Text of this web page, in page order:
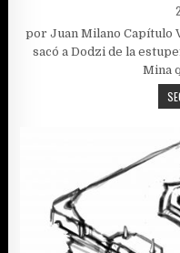
por Juan Milano Capítulo
sacó a Dodzi de la
Mina